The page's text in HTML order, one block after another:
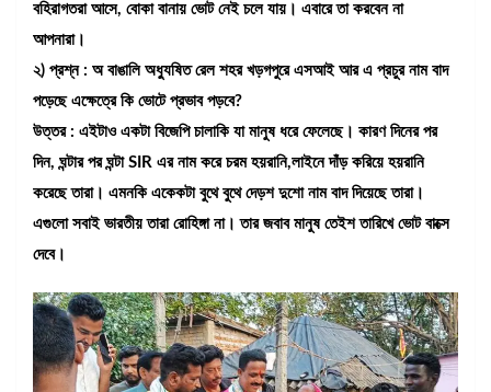
বহিরাগতরা আসে, বোকা বানায় ভোট নেই চলে যায়। এবারে তা করবেন না
আপনারা।
২) প্রশ্ন : অ বাঙালি অধ্যুষিত রেল শহর খড়গপুরে এসআই আর এ প্রচুর নাম বাদ
পড়েছে এক্ষেত্রে কি ভোটে প্রভাব পড়বে?
উত্তর : এইটাও একটা বিজেপি চালাকি যা মানুষ ধরে ফেলেছে। কারণ দিনের পর
দিন, ঘন্টার পর ঘন্টা SIR এর নাম করে চরম হয়রানি,লাইনে দাঁড় করিয়ে হয়রানি
করেছে তারা। এমনকি একেকটা বুথে বুথে দেড়শ দুশো নাম বাদ দিয়েছে তারা।
এগুলো সবাই ভারতীয় তারা রোহিঙ্গা না। তার জবাব মানুষ তেইশ তারিখে ভোট বাক্সে
দেবে।